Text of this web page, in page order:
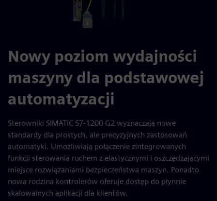
Nowy poziom wydajności
maszyny dla podstawowej
automatyzacji
Sterowniki SIMATIC S7-1200 G2 wyznaczają nowe
standardy dla prostych, ale precyzyjnych zastosowań
automatyki. Umożliwiają połączenie zintegrowanych
funkcji sterowania ruchem z elastycznymi i oszczędzającymi
miejsce rozwiązaniami bezpieczeństwa maszyn. Ponadto
nowa rodzina kontrolerów oferuje dostęp do płynnie
skalowalnych aplikacji dla klientów.